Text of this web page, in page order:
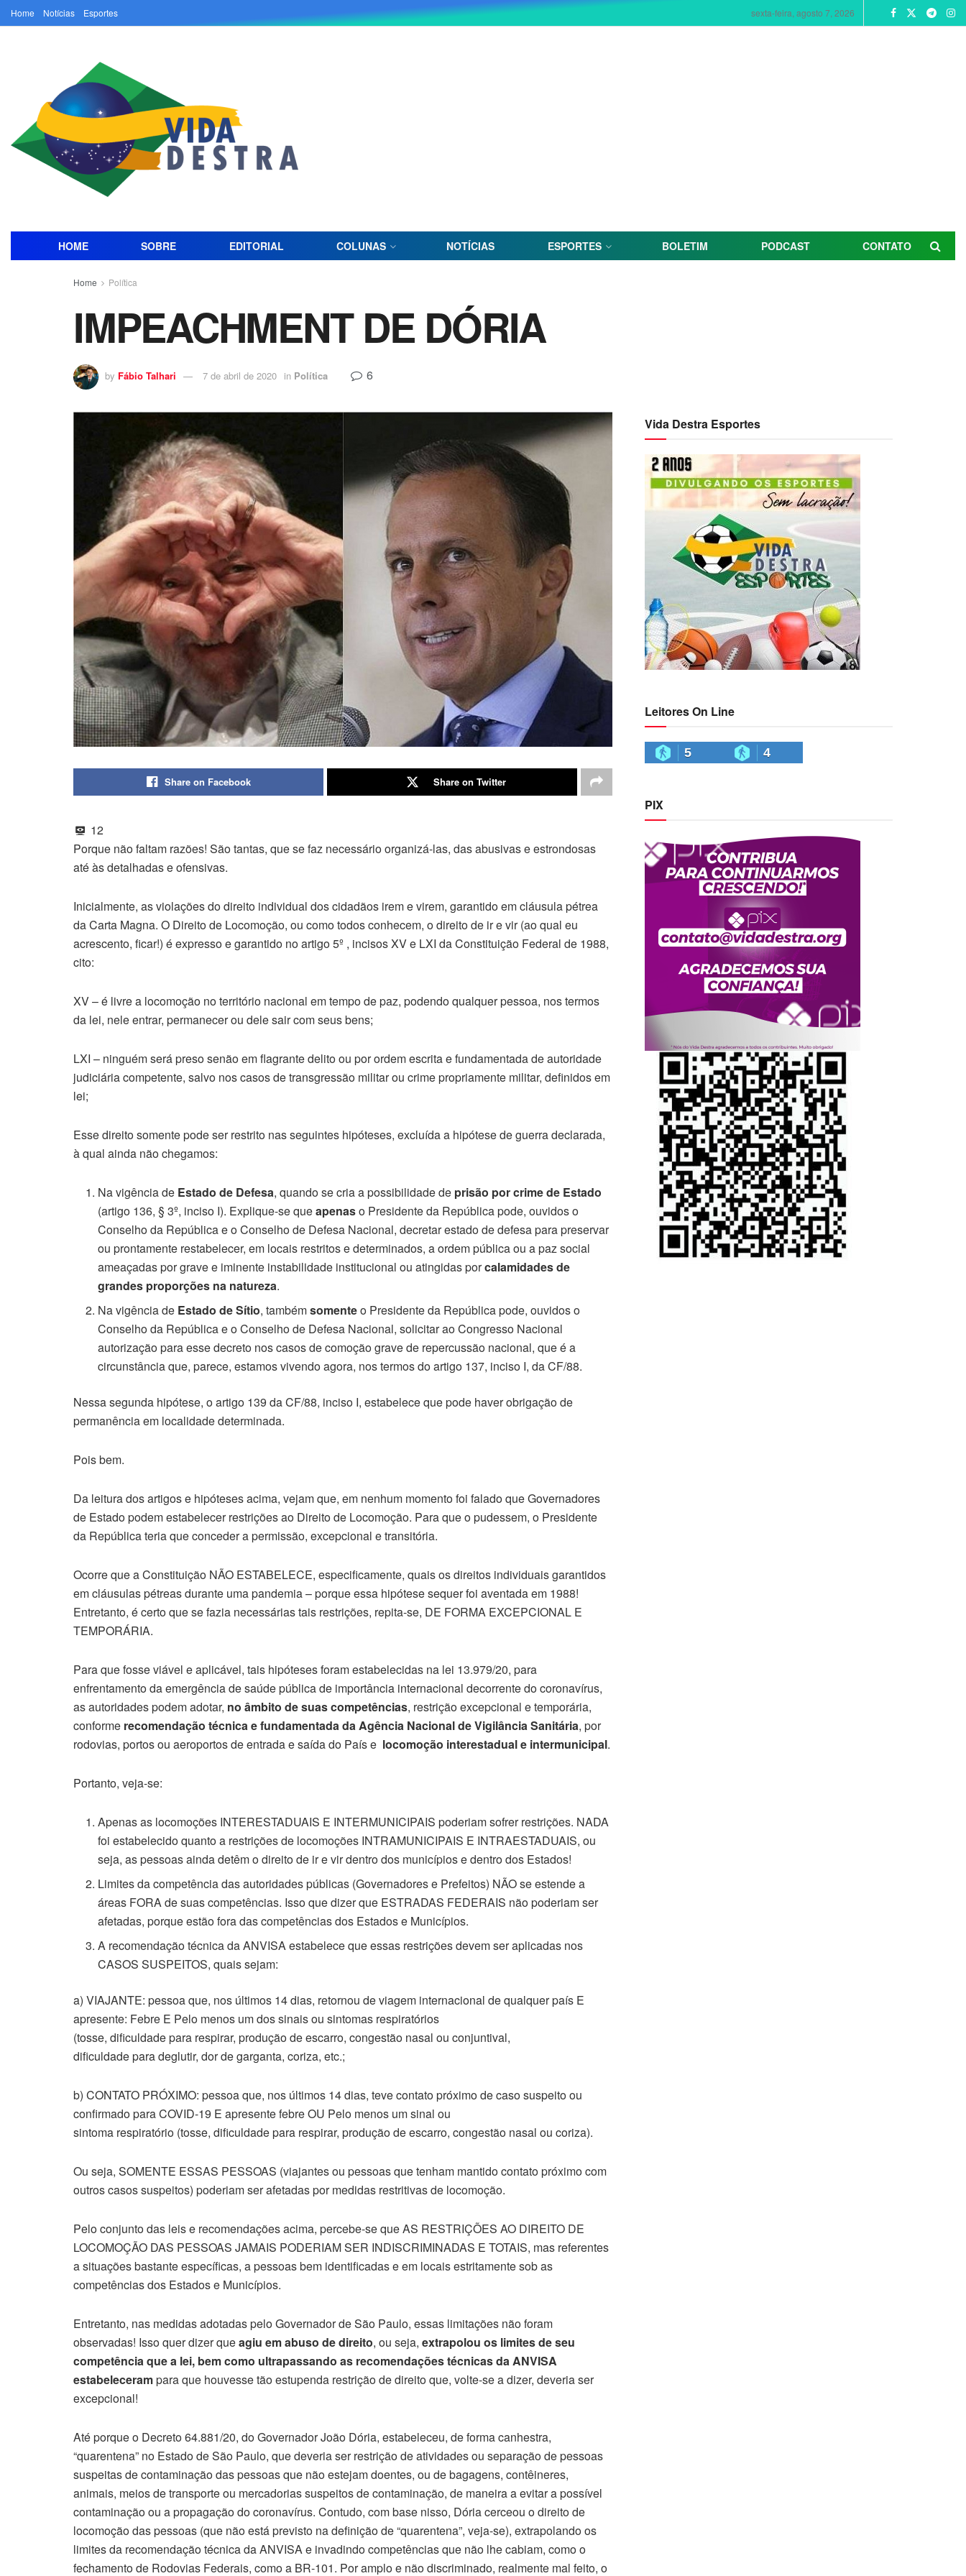
Home Notícias Esportes sexta-feira, agosto 7, 2026
HOME SOBRE EDITORIAL COLUNAS NOTÍCIAS ESPORTES BOLETIM PODCAST CONTATO
Home Política
IMPEACHMENT DE DÓRIA
by Fábio Talhari 7 de abril de 2020 in Política 6
Share on Facebook Share on Twitter
12
Porque não faltam razões! São tantas, que se faz necessário organizá-las, das abusivas e estrondosas
até às detalhadas e ofensivas.
Inicialmente, as violações do direito individual dos cidadãos irem e virem, garantido em cláusula pétrea
da Carta Magna. O Direito de Locomoção, ou como todos conhecem, o direito de ir e vir (ao qual eu
acrescento, ficar!) é expresso e garantido no artigo 5º , incisos XV e LXI da Constituição Federal de 1988,
cito:
XV – é livre a locomoção no território nacional em tempo de paz, podendo qualquer pessoa, nos termos
da lei, nele entrar, permanecer ou dele sair com seus bens;
LXI – ninguém será preso senão em flagrante delito ou por ordem escrita e fundamentada de autoridade
judiciária competente, salvo nos casos de transgressão militar ou crime propriamente militar, definidos em
lei;
Esse direito somente pode ser restrito nas seguintes hipóteses, excluída a hipótese de guerra declarada,
à qual ainda não chegamos:
Na vigência de Estado de Defesa, quando se cria a possibilidade de prisão por crime de Estado
(artigo 136, § 3º, inciso I). Explique-se queapenaso Presidente da República pode, ouvidos o
Conselho da República e o Conselho de Defesa Nacional, decretar estado de defesa para preservar
ou prontamente restabelecer, em locais restritos e determinados, a ordem pública ou a paz social
ameaçadas por grave e iminente instabilidade institucional ou atingidas porcalamidades de
grandes proporções na natureza.
Na vigência de Estado de Sítio, tambémsomenteo Presidente da República pode, ouvidos o
Conselho da República e o Conselho de Defesa Nacional, solicitar ao Congresso Nacional
autorização para esse decreto nos casos de comoção grave de repercussão nacional, que é a
circunstância que, parece, estamos vivendo agora, nos termos do artigo 137, inciso I, da CF/88.
Nessa segunda hipótese, o artigo 139 da CF/88, inciso I, estabelece que pode haver obrigação de
permanência em localidade determinada.
Pois bem.
Da leitura dos artigos e hipóteses acima, vejam que, em nenhum momento foi falado que Governadores
de Estado podem estabelecer restrições ao Direito de Locomoção. Para que o pudessem, o Presidente
da República teria que conceder a permissão, excepcional e transitória.
Ocorre que a Constituição NÃO ESTABELECE, especificamente, quais os direitos individuais garantidos
em cláusulas pétreas durante uma pandemia – porque essa hipótese sequer foi aventada em 1988!
Entretanto, é certo que se fazia necessárias tais restrições, repita-se, DE FORMA EXCEPCIONAL E
TEMPORÁRIA.
Para que fosse viável e aplicável, tais hipóteses foram estabelecidas na lei 13.979/20, para
enfrentamento da emergência de saúde pública de importância internacional decorrente do coronavírus,
as autoridades podem adotar, no âmbito de suas competências, restrição excepcional e temporária,
conforme recomendação técnica e fundamentada da Agência Nacional de Vigilância Sanitária, por
rodovias, portos ou aeroportos de entrada e saída do País e locomoção interestadual e intermunicipal.
Portanto, veja-se:
Apenas as locomoções INTERESTADUAIS E INTERMUNICIPAIS poderiam sofrer restrições. NADA
foi estabelecido quanto a restrições de locomoções INTRAMUNICIPAIS E INTRAESTADUAIS, ou
seja, as pessoas ainda detêm o direito de ir e vir dentro dos municípios e dentro dos Estados!
Limites da competência das autoridades públicas (Governadores e Prefeitos) NÃO se estende a
áreas FORA de suas competências. Isso que dizer que ESTRADAS FEDERAIS não poderiam ser
afetadas, porque estão fora das competências dos Estados e Municípios.
A recomendação técnica da ANVISA estabelece que essas restrições devem ser aplicadas nos
CASOS SUSPEITOS, quais sejam:
a) VIAJANTE: pessoa que, nos últimos 14 dias, retornou de viagem internacional de qualquer país E
apresente: Febre E Pelo menos um dos sinais ou sintomas respiratórios
(tosse, dificuldade para respirar, produção de escarro, congestão nasal ou conjuntival,
dificuldade para deglutir, dor de garganta, coriza, etc.;
b) CONTATO PRÓXIMO: pessoa que, nos últimos 14 dias, teve contato próximo de caso suspeito ou
confirmado para COVID-19 E apresente febre OU Pelo menos um sinal ou
sintoma respiratório (tosse, dificuldade para respirar, produção de escarro, congestão nasal ou coriza).
Ou seja, SOMENTE ESSAS PESSOAS (viajantes ou pessoas que tenham mantido contato próximo com
outros casos suspeitos) poderiam ser afetadas por medidas restritivas de locomoção.
Pelo conjunto das leis e recomendações acima, percebe-se que AS RESTRIÇÕES AO DIREITO DE
LOCOMOÇÃO DAS PESSOAS JAMAIS PODERIAM SER INDISCRIMINADAS E TOTAIS, mas referentes
a situações bastante específicas, a pessoas bem identificadas e em locais estritamente sob as
competências dos Estados e Municípios.
Entretanto, nas medidas adotadas pelo Governador de São Paulo, essas limitações não foram
observadas! Isso quer dizer queagiu em abuso de direito, ou seja, extrapolou os limites de seu
competência que a lei, bem como ultrapassando as recomendações técnicas da ANVISA
estabelecerampara que houvesse tão estupenda restrição de direito que, volte-se a dizer, deveria ser
excepcional!
Até porque o Decreto 64.881/20, do Governador João Dória, estabeleceu, de forma canhestra,
“quarentena” no Estado de São Paulo, que deveria ser restrição de atividades ou separação de pessoas
suspeitas de contaminação das pessoas que não estejam doentes, ou de bagagens, contêineres,
animais, meios de transporte ou mercadorias suspeitos de contaminação, de maneira a evitar a possível
contaminação ou a propagação do coronavírus. Contudo, com base nisso, Dória cerceou o direito de
locomoção das pessoas (que não está previsto na definição de “quarentena”, veja-se), extrapolando os
limites da recomendação técnica da ANVISA e invadindo competências que não lhe cabiam, como o
fechamento de Rodovias Federais, como a BR-101. Por amplo e não discriminado, realmente mal feito, o
Vida Destra Esportes
Leitores On Line
5 4
PIX